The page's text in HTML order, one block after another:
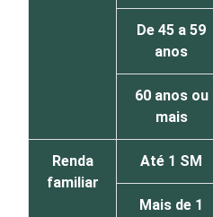
De 45 a 59
anos
60 anos ou
mais
Renda
familiar
Até 1 SM
Mais de 1